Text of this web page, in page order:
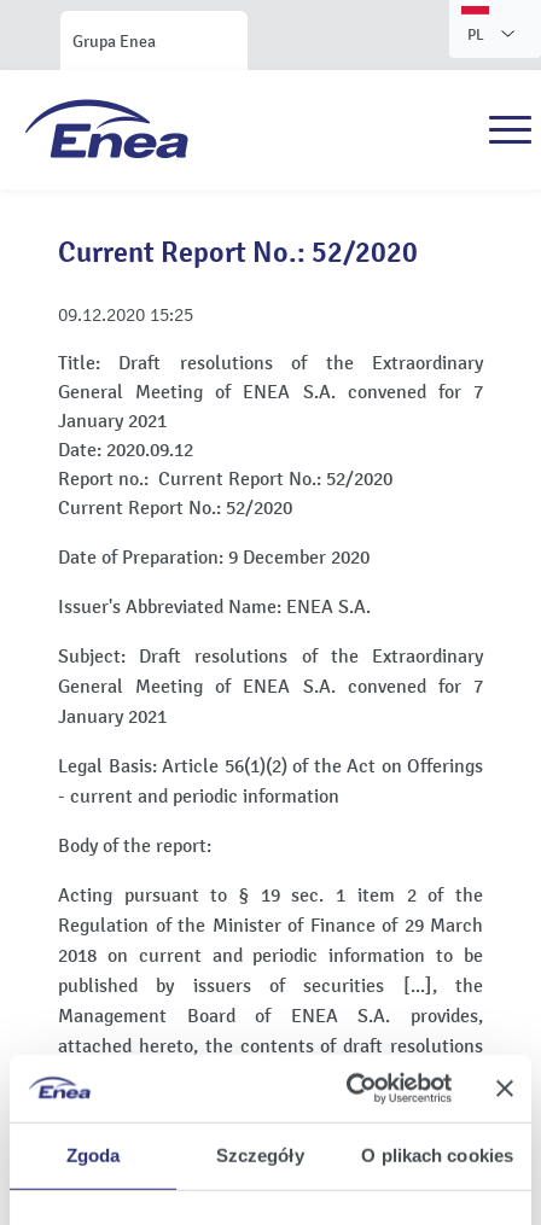
Zgoda Szczegóły O plikach cookies
Grupa Enea PL
Current Report No.: 52/2020
09.12.2020 15:25
Title: Draft resolutions of the Extraordinary
General Meeting of ENEA S.A. convened for 7
January 2021
Date: 2020.09.12
Report no.: Current Report No.: 52/2020
Current Report No.: 52/2020
Date of Preparation: 9 December 2020
Issuer's Abbreviated Name: ENEA S.A.
Subject: Draft resolutions of the Extraordinary
General Meeting of ENEA S.A. convened for 7
January 2021
Legal Basis: Article 56(1)(2) of the Act on Offerings
- current and periodic information
Body of the report:
Acting pursuant to § 19 sec. 1 item 2 of the
Regulation of the Minister of Finance of 29 March
2018 on current and periodic information to be
published by issuers of securities [...], the
Management Board of ENEA S.A. provides,
attached hereto, the contents of draft resolutions
of the Extraordinary General Meeting of ENEA S.A.
to be held on 7 January 2021.
page